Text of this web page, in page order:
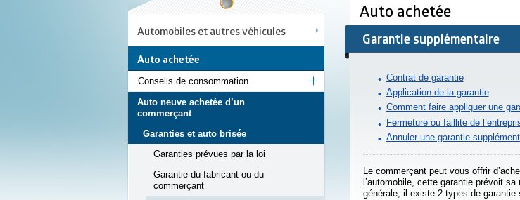
Automobiles et autres véhicules
Auto achetée
Conseils de consommation
Auto neuve achetée d’un
commerçant
Garanties et auto brisée
Garanties prévues par la loi
Garantie du fabricant ou du
commerçant
Auto achetée
Garantie supplémentaire
Contrat de garantie
Application de la garantie
Comment faire appliquer une
Fermeture ou faillite de
Annuler une garantie
Le commerçant peut vous offrir
l’automobile, cette garantie prévoit
générale, il existe 2 types de garantie